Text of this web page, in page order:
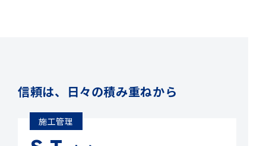
信頼は、日々の積み重ねから
施工管理